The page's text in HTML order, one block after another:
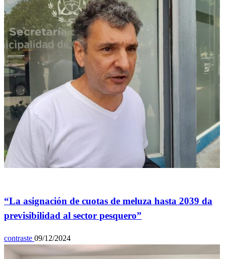
“La asignación de cuotas de meluza hasta 2039 da
previsibilidad al sector pesquero”
contraste 09/12/2024